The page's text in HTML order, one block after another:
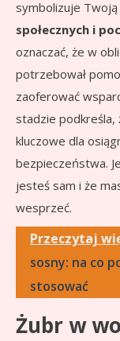
symbolizuje
społecznych i
oznaczać, że w
potrzebował
zaoferować
stadzie podkreśla,
kluczowe dla
bezpieczeństwa.
jesteś sam i że
wesprzeć.
Przeczytaj
sosny: na co
stosować
Żubr w